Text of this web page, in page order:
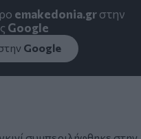
emakedonia.grστην
Google
Google